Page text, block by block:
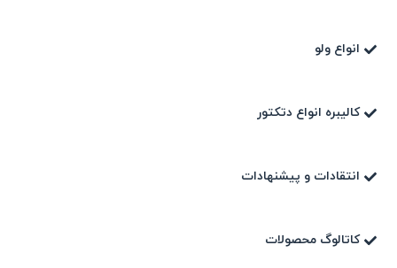
انواع ولو
کالیبره انواع دتکتور
انتقادات و پیشنهادات
کاتالوگ محصولات